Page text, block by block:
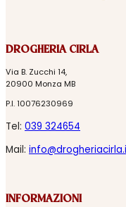
DROGHERIA CIRLA
Via B. Zucchi 14,
20900 Monza MB
P.I. 10076230969
Tel: 039 324654
Mail:
INFORMAZIONI